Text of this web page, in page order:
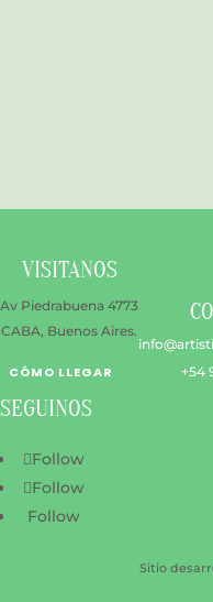
VISITANOS
Av Piedrabuena 4773
CABA, Buenos Aires.
CÓMO LLEGAR
+54
SEGUINOS
Follow
Follow
Follow
Sitio